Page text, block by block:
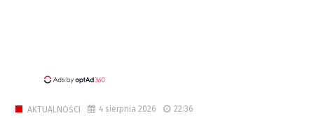
AKTUALNOŚCI 4 sierpnia 2026 22:36